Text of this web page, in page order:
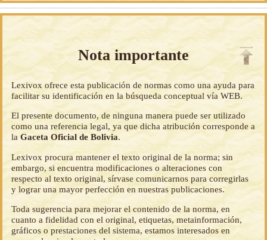
Nota importante
Lexivox ofrece esta publicación de normas como una ayuda para
facilitar su identificación en la búsqueda conceptual vía WEB.
El presente documento, de ninguna manera puede ser utilizado
como una referencia legal, ya que dicha atribución corresponde a
laGaceta Oficial de Bolivia.
Lexivox procura mantener el texto original de la norma; sin
embargo, si encuentra modificaciones o alteraciones con
respecto al texto original, sírvase comunicarnos para corregirlas
y lograr una mayor perfección en nuestras publicaciones.
Toda sugerencia para mejorar el contenido de la norma, en
cuanto a fidelidad con el original, etiquetas, metainformación,
gráficos o prestaciones del sistema, estamos interesados en